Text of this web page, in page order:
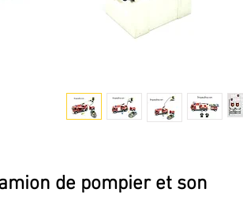
de pompier et son